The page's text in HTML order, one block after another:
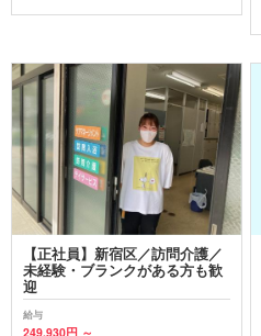
【正社員】新宿区／訪問介護／
未経験・ブランクがある方も歓
迎
給与
249,930円 ～